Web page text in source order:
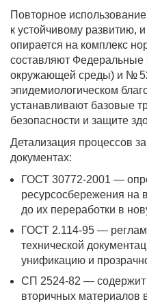
Повторное
к устойчивому развитию,
опирается на комплекс
составляют
окружающей среды) и №
эпидемиологическом
устанавливают базовые
безопасности и защите
Детализация процессов
документах:
ГОСТ 30772-2001 —
ресурсосбережения на
до их переработки в
ГОСТ 2.114-95 —
технической
унификацию и
СП 2524-82 — содержит
вторичных материалов